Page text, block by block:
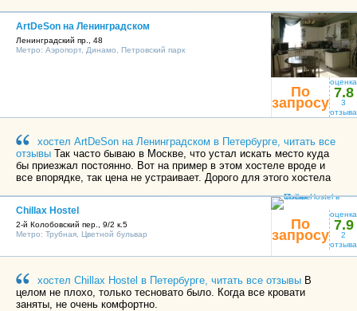
ArtDeSon на Ленинградском
Ленинградский пр., 48
Метро: Аэропорт, Динамо Петровский парк
По
запросу
оценка
7.8
3
отзыва
хостел ArtDeSon на Ленинградском в Петербурге, читать все
отзывы Так часто бываю в Москве, что устал искать место куда
бы приезжал постоянно. Вот на пример в этом хостеле вроде и
все впорядке, так цена не устраивает. Дорого для этого хостела
Chillax Hostel
2-й Колобовский пер., 9/2 к.5
Метро: Трубная Цветной бульвар
По
запросу
оценка
7.9
2
отзыва
хостел Chillax Hostel в Петербурге, читать все отзывы В
целом не плохо, только тесновато было. Когда все кровати
заняты, не очень комфортно.